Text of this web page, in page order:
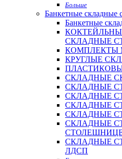
Больше
Банкетные складные
Банкетные
СКЛАДНЫЕ
КОМПЛЕКТЫ
КРУГЛЫЕ
СКЛАДНЫЕ
СКЛАДНЫЕ
СКЛАДНЫЕ
СКЛАДНЫЕ
СКЛАДНЫЕ
СКЛАДНЫЕ
СКЛАДНЫЕ
ЛДСП